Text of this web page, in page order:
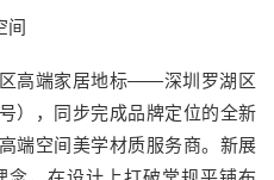
间
高端家居地标——深圳罗湖区
），同步完成品牌定位的全新
端空间美学材质服务商。新展